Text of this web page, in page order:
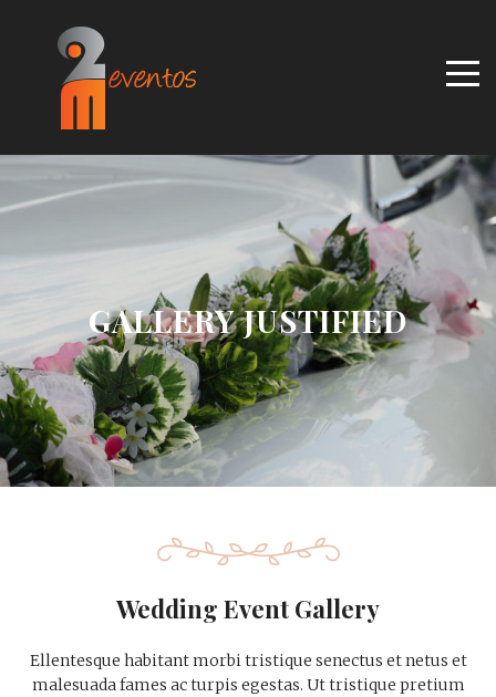
GALLERY JUSTIFIED
Wedding Event Gallery
Ellentesque habitant morbi tristique senectus et netus et
malesuada fames ac turpis egestas. Ut tristique pretium